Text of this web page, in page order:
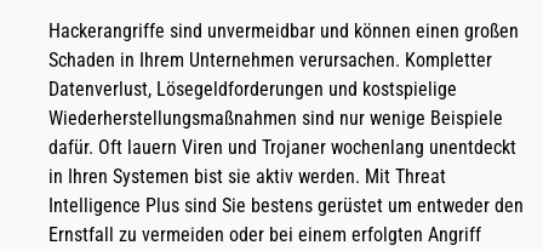
Hackerangriffe sind unvermeidbar und können einen großen
Schaden in Ihrem Unternehmen verursachen. Kompletter
Datenverlust, Lösegeldforderungen und kostspielige
Wiederherstellungsmaßnahmen sind nur wenige Beispiele
dafür. Oft lauern Viren und Trojaner wochenlang unentdeckt
in Ihren Systemen bist sie aktiv werden. Mit Threat
Intelligence Plus sind Sie bestens gerüstet um entweder den
Ernstfall zu vermeiden oder bei einem erfolgten Angriff